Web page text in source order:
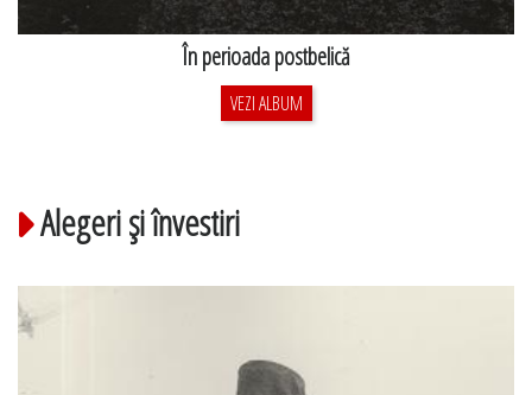
În perioada postbelică
VEZI ALBUM
Alegeri şi învestiri